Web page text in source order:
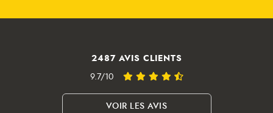
2487 AVIS CLIENTS
9.7/10
VOIR LES AVIS